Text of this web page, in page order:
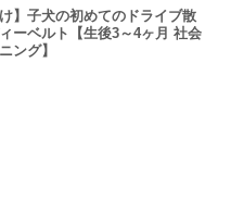
け】子犬の初めてのドライブ散
ーベルト【生後3～4ヶ月 社会
ング】